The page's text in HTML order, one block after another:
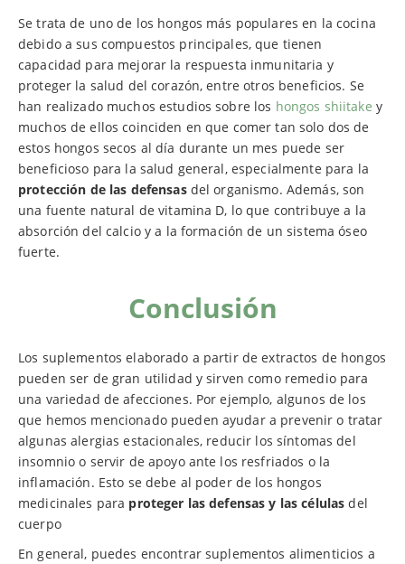
Se trata de uno de los hongos más populares en la cocina
debido a sus compuestos principales, que tienen
capacidad para mejorar la respuesta inmunitaria y
proteger la salud del corazón, entre otros beneficios. Se
han realizado muchos estudios sobre los hongos shiitake y
muchos de ellos coinciden en que comer tan solo dos de
estos hongos secos al día durante un mes puede ser
beneficioso para la salud general, especialmente para la
protección de las defensasdel organismo. Además, son
una fuente natural de vitamina D, lo que contribuye a la
absorción del calcio y a la formación de un sistema óseo
fuerte.
Conclusión
Los suplementos elaborado a partir de extractos de hongos
pueden ser de gran utilidad y sirven como remedio para
una variedad de afecciones. Por ejemplo, algunos de los
que hemos mencionado pueden ayudar a prevenir o tratar
algunas alergias estacionales, reducir los síntomas del
insomnio o servir de apoyo ante los resfriados o la
inflamación. Esto se debe al poder de los hongos
medicinales para proteger las defensas y las células del
cuerpo
En general, puedes encontrar suplementos alimenticios a